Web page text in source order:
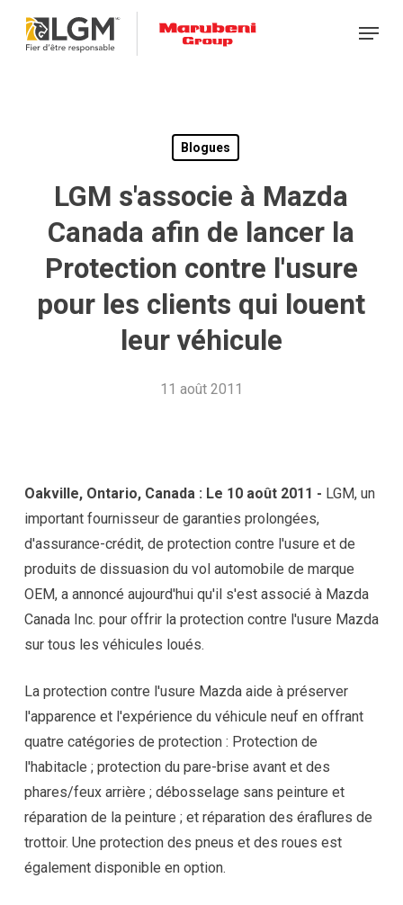
Menu
Blogues
LGM s'associe à Mazda
Canada afin de lancer la
Protection contre l'usure
pour les clients qui louent
leur véhicule
11 août 2011
Oakville, Ontario, Canada : Le 10 août 2011 - LGM, un
important fournisseur de garanties prolongées,
d'assurance-crédit, de protection contre l'usure et de
produits de dissuasion du vol automobile de marque
OEM, a annoncé aujourd'hui qu'il s'est associé à Mazda
Canada Inc. pour offrir la protection contre l'usure Mazda
sur tous les véhicules loués.
La protection contre l'usure Mazda aide à préserver
l'apparence et l'expérience du véhicule neuf en offrant
quatre catégories de protection : Protection de
l'habitacle ; protection du pare-brise avant et des
phares/feux arrière ; débosselage sans peinture et
réparation de la peinture ; et réparation des éraflures de
trottoir. Une protection des pneus et des roues est
également disponible en option.